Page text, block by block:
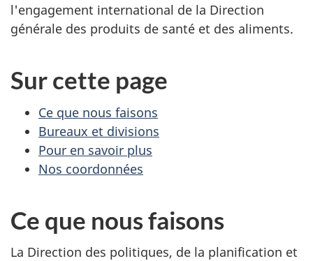
l'engagement international de la Direction
générale des produits de santé et des aliments.
Sur cette page
Ce que nous faisons
Bureaux et divisions
Pour en savoir plus
Nos coordonnées
Ce que nous faisons
La Direction des politiques, de la planification et